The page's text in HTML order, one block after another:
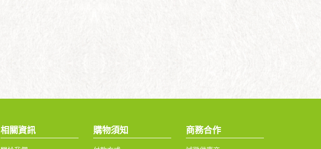
相關資訊 購物須知 商務合作